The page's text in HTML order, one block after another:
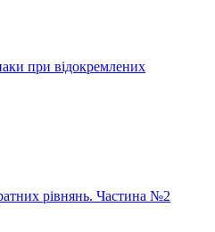
при відокремлених
рівнянь. Частина №2